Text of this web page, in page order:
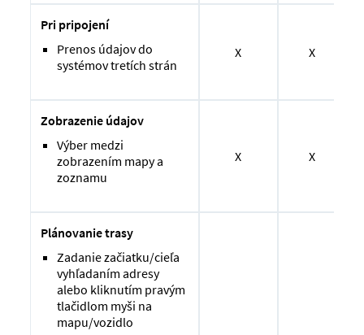
Pri pripojení
Prenos údajov do
systémov tretích strán
X X
Zobrazenie údajov
Výber medzi
zobrazením mapy a
zoznamu
X X
Plánovanie trasy
Zadanie začiatku/cieľa
vyhľadaním adresy
alebo kliknutím pravým
tlačidlom myši na
mapu/vozidlo